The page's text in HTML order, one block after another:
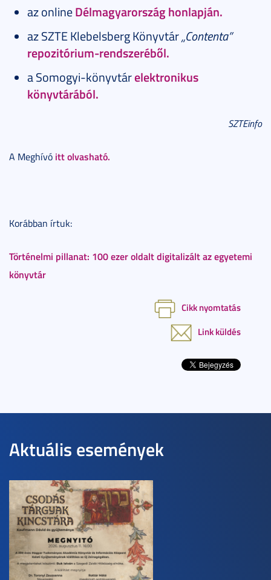
az onlineDélmagyarország honlapján.
az SZTE Klebelsberg Könyvtár„Contenta”
repozitórium-rendszeréből.
a Somogyi-könyvtárelektronikus
könyvtárából.
SZTEinfo
A Meghívó itt olvasható.
Korábban írtuk:
Történelmi pillanat: 100 ezer oldalt digitalizált az egyetemi
könyvtár
Cikk nyomtatás
Link küldés
Aktuális események